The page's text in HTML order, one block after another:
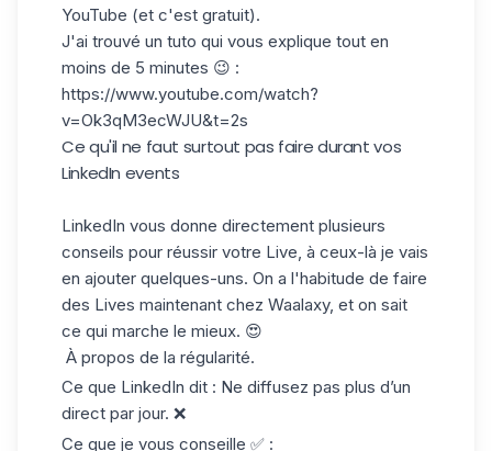
YouTube (et c'est gratuit).
J'ai trouvé un tuto qui vous explique tout en
moins de 5 minutes 😉 :
https://www.youtube.com/watch?
v=Ok3qM3ecWJU&t=2s
Ce qu'il ne faut surtout pas faire durant vos
LinkedIn events
LinkedIn vous donne directement plusieurs
conseils pour réussir votre Live, à ceux-là je vais
en ajouter quelques-uns. On a l'habitude de faire
des Lives maintenant chez Waalaxy, et on sait
ce qui marche le mieux. 😍
À propos de la régularité.
Ce que LinkedIn dit : Ne diffusez pas plus d’un
direct par jour. ❌
Ce que je vous conseille ✅ :